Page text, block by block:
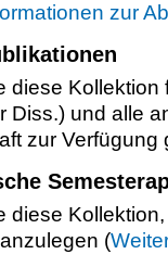
zur
diese Kol­lek­ti­on
Diss.) und alle
zur Ver­fü­gung
diese
(